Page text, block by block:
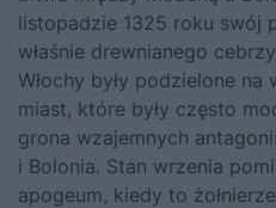
listopadzie 1325 roku swój
właśnie drewnianego
Włochy były podzielone
miast, które były często
grona wzajemnych
i Bolonia. Stan wrzenia
apogeum, kiedy to